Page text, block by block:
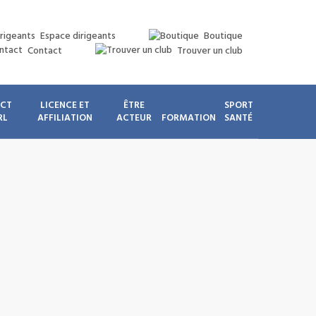
Espace dirigeants
Boutique
Contact
Trouver un club
LICENCE ET
AFFILIATION
ÊTRE
ACTEUR
FORMATION
SPORT
SANTÉ